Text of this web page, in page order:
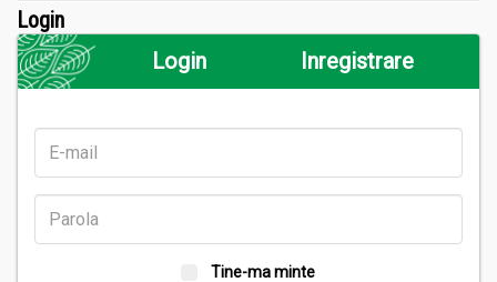
Login
Login
Inregistrare
Tine-ma minte